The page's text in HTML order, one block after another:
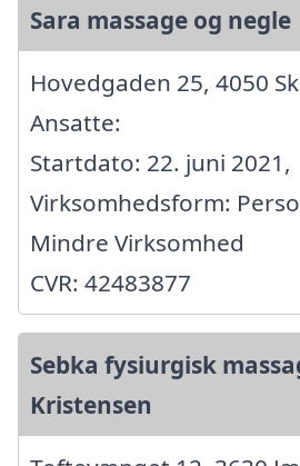
Sara massage og negle
Hovedgaden 25, 4050
Ansatte:
Startdato: 22. juni 2021,
Virksomhedsform:
Mindre Virksomhed
CVR: 42483877
Sebka fysiurgisk
Kristensen